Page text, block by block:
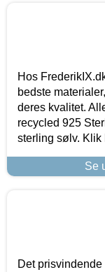
Hos
bedste
deres kvalitet.
recycled 925
sterling sølv. Klik
Se
Det